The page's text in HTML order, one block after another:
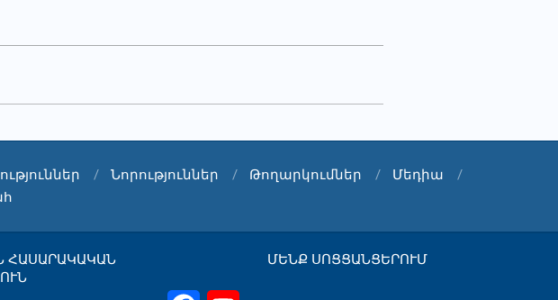
Նորություններ Թողարկումներ
Մեդիա
ՀԱՍԱՐԱԿԱԿԱՆ
ՄԵՆՔ ՍՈՑՑԱՆՑԵՐՈՒՄ